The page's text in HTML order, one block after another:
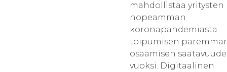
mahdollistaa yritysten
nopeamman
koronapandemiasta
toipumisen
osaamisen
vuoksi. Digitaalinen